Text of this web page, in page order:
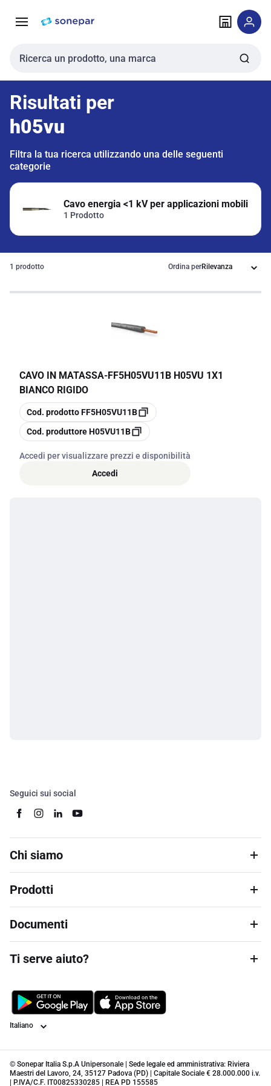
navigazione alla
Cerca input
Risultati per
h05vu
Filtra la tua ricerca utilizzando una delle seguenti
categorie
Cavo energia <1 kV per applicazioni mobili
1 Prodotto
1 prodotto Ordina per
CAVO IN MATASSA-FF5H05VU11B H05VU 1X1
BIANCO RIGIDO
copia
Cod. prodottoFF5H05VU11B
copia
Cod. produttoreH05VU11B
Accedi per visualizzare prezzi e disponibilità
Accedi
Seguici sui social
Chi siamo
Prodotti
Documenti
Ti serve aiuto?
Lingua
© Sonepar Italia S.p.A Unipersonale | Sede legale ed amministrativa: Riviera
Maestri del Lavoro, 24, 35127 Padova (PD) | Capitale Sociale € 28.000.000 i.v.
| P.IVA/C.F. IT00825330285 | REA PD 155585